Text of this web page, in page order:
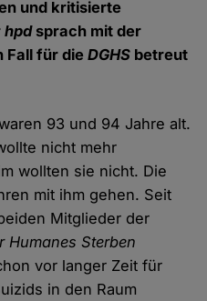
und kritisierte
hpdsprach mit der
Fall für dieDGHS betreut
93 und 94 Jahre alt.
nicht mehr
wollten sie nicht. Die
mit ihm gehen. Seit
Mitglieder der
Humanes Sterben
vor langer Zeit für
in den Raum